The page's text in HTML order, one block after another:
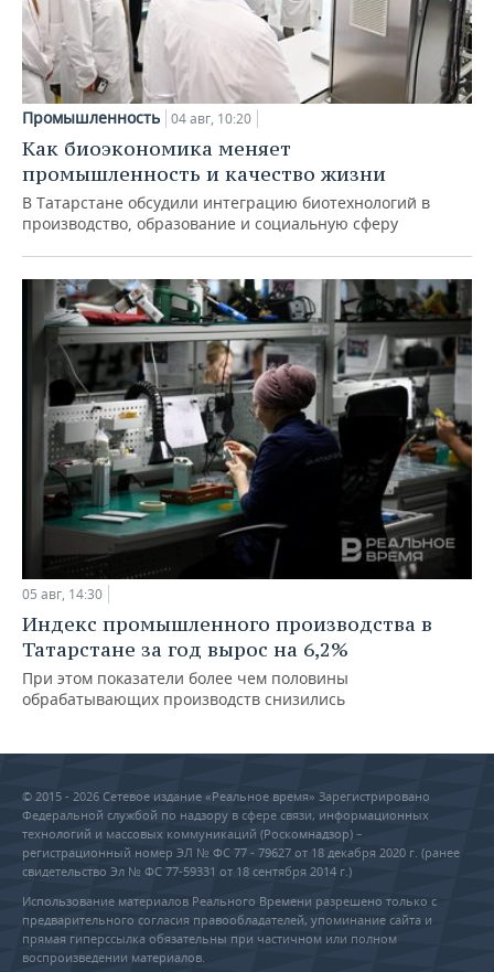
Промышленность 04 авг, 10:20
Как биоэкономика меняет
промышленность и качество жизни
В Татарстане обсудили интеграцию биотехнологий в
производство, образование и социальную сферу
05 авг, 14:30
Индекс промышленного производства в
Татарстане за год вырос на 6,2%
При этом показатели более чем половины
обрабатывающих производств снизились
© 2015 - 2026 Сетевое издание «Реальное время» Зарегистрировано
Федеральной службой по надзору в сфере связи, информационных
технологий и массовых коммуникаций (Роскомнадзор) –
регистрационный номер ЭЛ № ФС 77 - 79627 от 18 декабря 2020 г. (ранее
свидетельство Эл № ФС 77-59331 от 18 сентября 2014 г.)
Использование материалов Реального Времени разрешено только с
предварительного согласия правообладателей, упоминание сайта и
прямая гиперссылка обязательны при частичном или полном
воспроизведении материалов.